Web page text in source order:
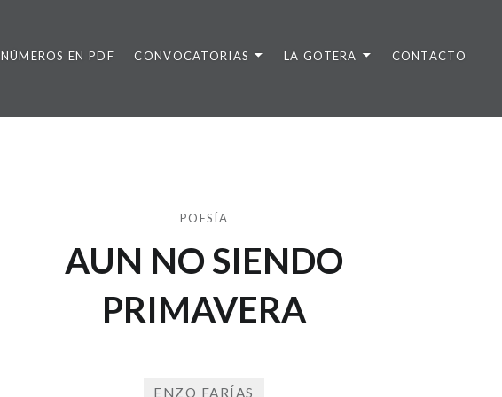
NÚMEROS EN PDF CONVOCATORIAS LA GOTERA CONTACTO
POESÍA
AUN NO SIENDO
PRIMAVERA
ENZO FARÍAS